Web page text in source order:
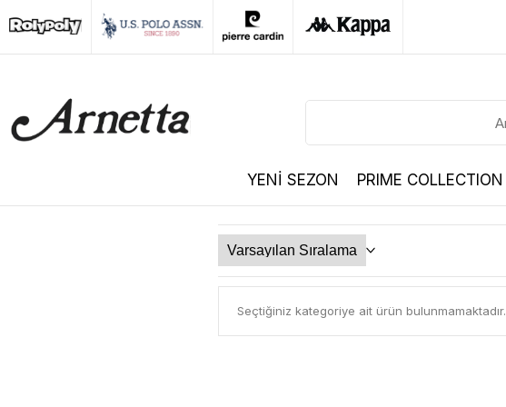
YENİ SEZON PRIME COLLECTION
Seçtiğiniz kategoriye ait ürün bulunmamaktadır.